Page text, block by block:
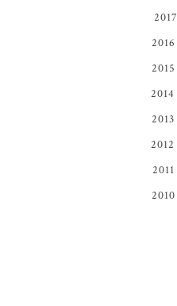
2017
2016
2015
2014
2013
2012
2011
2010